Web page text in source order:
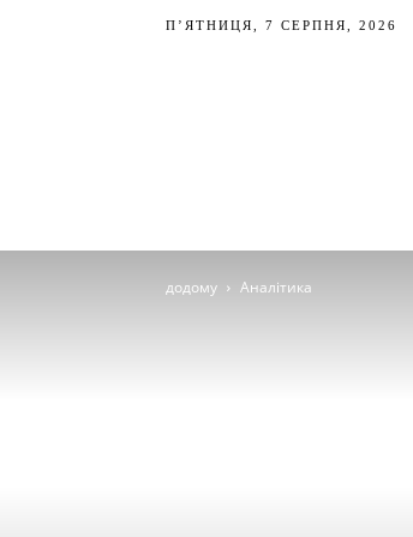
П’ЯТНИЦЯ, 7 СЕРПНЯ, 2026
додому Аналітика